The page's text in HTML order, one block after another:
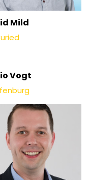
Mild
Vogt